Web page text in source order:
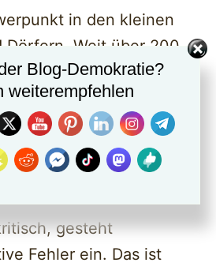
in den kleinen
Dörfern. Weit über 200
– doppelt so viele
zuvor!
gefragt, Phrasen helfen
die AfD
Bundeskanzler Olaf
Ja, er gibt sich
gesteht
Fehler ein. Das ist
Blog-Demokratie?
weiterempfehlen